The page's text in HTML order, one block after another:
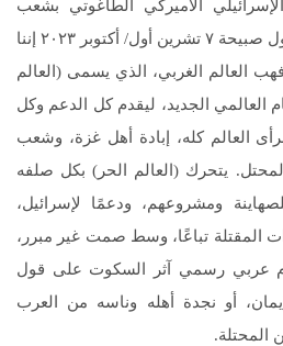
الإسرائيلي الأميركي الطاغوتي بشعب
قطاع غزة، الذي حاول أن يقول صبيحة ٧ تشرين أول/ أكتوبر ٢٠٢٣ إننا
العالم الغربي، الذي يسمى (العالم
العالمي الجديد، ليقدم كل الدعم وكل
العالم كله، إبادة أهل غزة، وشعب
يتحرك (العالم الحر) بكل صلفه
ومشروعهم، ودعمًا لإسرائيل،
المقتلة تباعًا، وسط صمت غير مبرر،
عربي رسمي آثر السكوت على قول
أو نجدة أهله وناسه من العرب
المحتلة.